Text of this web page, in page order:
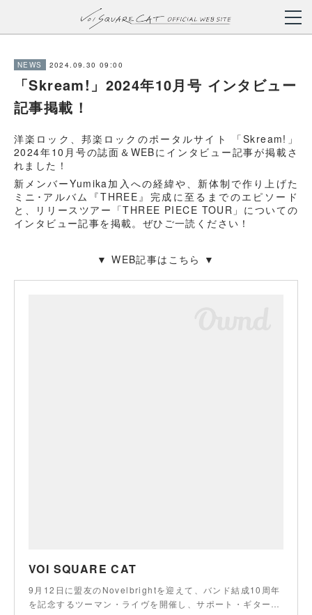
NEWS 2024.09.30 09:00
「Skream!」2024年10月号 インタビュー
記事掲載！
洋楽ロック、邦楽ロックのポータルサイト 「Skream!」
2024年10月号の誌面＆WEBにインタビュー記事が掲載さ
れました！
新メンバーYumika加入への経緯や、新体制で作り上げた
ミニ･アルバム『THREE』完成に至るまでのエピソード
と、リリースツアー「THREE PIECE TOUR」についての
インタビュー記事を掲載。ぜひご一読ください！
▼ WEB記事はこちら ▼
VOI SQUARE CAT
9月12日に盟友のNovelbrightを迎えて、バンド結成10周年
を記念するツーマン・ライヴを開催し、サポート・ギター…